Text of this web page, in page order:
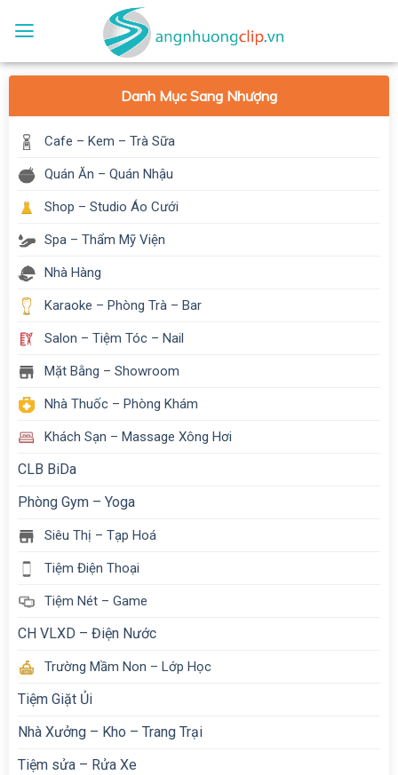
Danh Mục Sang Nhượng
Cafe – Kem – Trà Sữa
Quán Ăn – Quán Nhậu
Shop – Studio Áo Cưới
Spa – Thẩm Mỹ Viện
Nhà Hàng
Karaoke – Phòng Trà – Bar
Salon – Tiệm Tóc – Nail
Mặt Bằng – Showroom
Nhà Thuốc – Phòng Khám
Khách Sạn – Massage Xông Hơi
CLB BiDa
Phòng Gym – Yoga
Siêu Thị – Tạp Hoá
Tiệm Điện Thoại
Tiệm Nét – Game
CH VLXD – Điện Nước
Trường Mầm Non – Lớp Học
Tiệm Giặt Ủi
Nhà Xưởng – Kho – Trang Trại
Tiệm sửa – Rửa Xe